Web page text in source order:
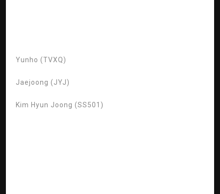
Yunho (TVXQ)
Jaejoong (JYJ)
Kim Hyun Joong (SS501)